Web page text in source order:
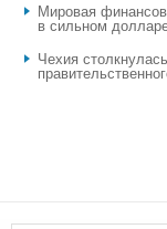
Мировая
в сильном
Чехия